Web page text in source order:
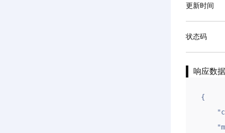
更新时间
状态码
响应数据
{